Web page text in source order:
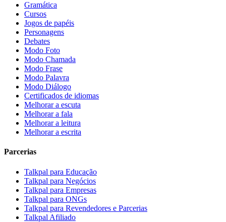
Gramática
Cursos
Jogos de papéis
Personagens
Debates
Modo Foto
Modo Chamada
Modo Frase
Modo Palavra
Modo Diálogo
Certificados de idiomas
Melhorar a escuta
Melhorar a fala
Melhorar a leitura
Melhorar a escrita
Parcerias
Talkpal para Educação
Talkpal para Negócios
Talkpal para Empresas
Talkpal para ONGs
Talkpal para Revendedores e Parcerias
Talkpal Afiliado